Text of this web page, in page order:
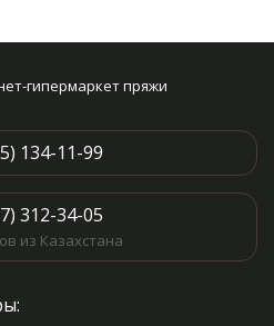
гипермаркет пряжи
134-11-99
312-34-05
из Казахстана